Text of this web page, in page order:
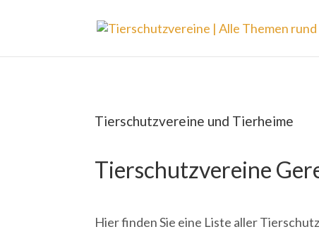
Tierschutzvereine und Tierheime
Tierschutzvereine
Hier finden Sie eine Liste aller